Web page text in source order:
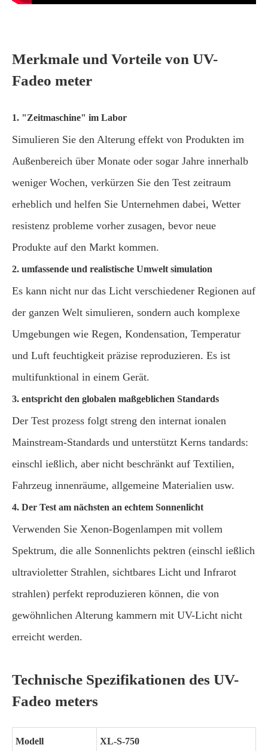
Merkmale und Vorteile von UV-
Fadeo meter
1. "Zeitmaschine" im Labor
Simulieren Sie den Alterung effekt von Produkten im
Außenbereich über Monate oder sogar Jahre innerhalb
weniger Wochen, verkürzen Sie den Test zeitraum
erheblich und helfen Sie Unternehmen dabei, Wetter
resistenz probleme vorher zusagen, bevor neue
Produkte auf den Markt kommen.
2. umfassende und realistische Umwelt simulation
Es kann nicht nur das Licht verschiedener Regionen auf
der ganzen Welt simulieren, sondern auch komplexe
Umgebungen wie Regen, Kondensation, Temperatur
und Luft feuchtigkeit präzise reproduzieren. Es ist
multifunktional in einem Gerät.
3. entspricht den globalen maßgeblichen Standards
Der Test prozess folgt streng den internat ionalen
Mainstream-Standards und unterstützt Kerns tandards:
einschl ießlich, aber nicht beschränkt auf Textilien,
Fahrzeug innenräume, allgemeine Materialien usw.
4. Der Test am nächsten an echtem Sonnenlicht
Verwenden Sie Xenon-Bogenlampen mit vollem
Spektrum, die alle Sonnenlichts pektren (einschl ießlich
ultravioletter Strahlen, sichtbares Licht und Infrarot
strahlen) perfekt reproduzieren können, die von
gewöhnlichen Alterung kammern mit UV-Licht nicht
erreicht werden.
Technische Spezifikationen des UV-
Fadeo meters
Modell XL-S-750